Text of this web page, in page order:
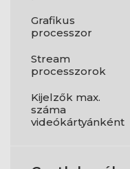
Grafikus
processzor
Stream
processzorok
Kijelzők max.
száma
videókártyánként